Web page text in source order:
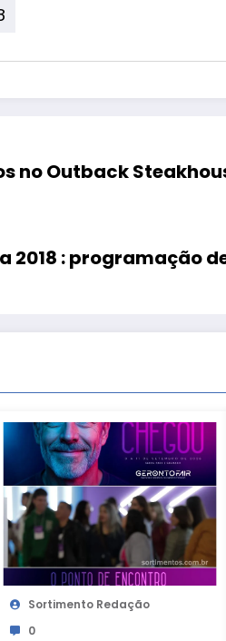
no Outback
2018 : programação
Sortimento Redação
0